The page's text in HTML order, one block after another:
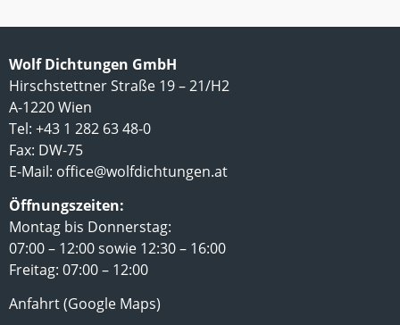
Wolf Dichtungen GmbH
Hirschstettner Straße 19 – 21/H2
A-1220 Wien
Tel: +43 1 282 63 48-0
Fax: DW-75
E-Mail: office@wolfdichtungen.at
Öffnungszeiten:
Montag bis Donnerstag:
07:00 – 12:00 sowie 12:30 – 16:00
Freitag: 07:00 – 12:00
Anfahrt (Google Maps)